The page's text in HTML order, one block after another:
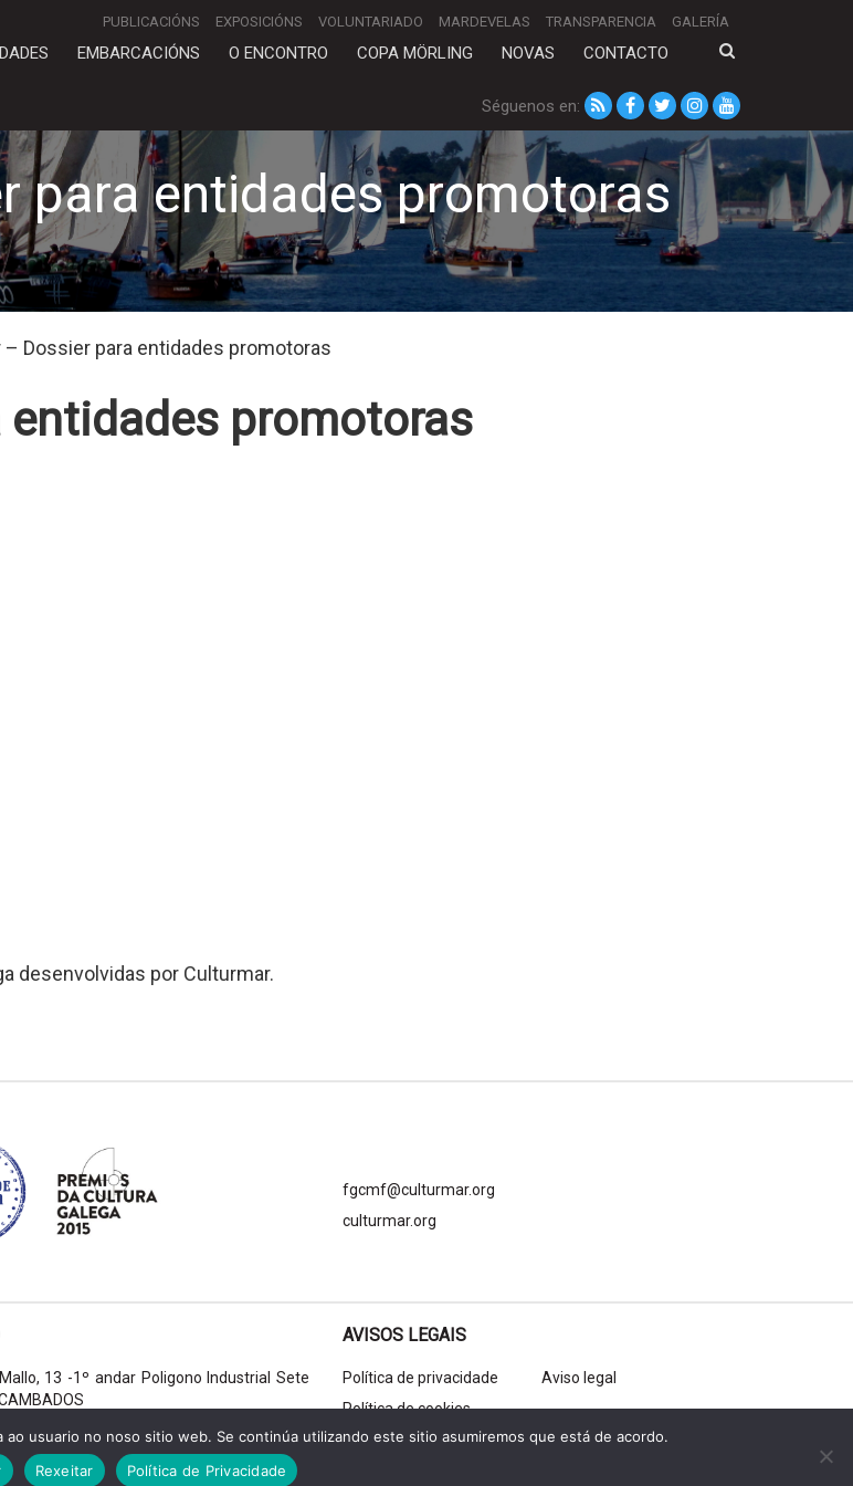
PUBLICACIÓNS EXPOSICIÓNS VOLUNTARIADO MARDEVELAS TRANSPARENCIA GALERÍA
EMBARCACIÓNS O ENCONTRO COPA MÖRLING NOVAS CONTACTO
Séguenos en:
para entidades promotoras
– Dossier para entidades promotoras
promotoras
desenvolvidas por Culturmar.
fgcmf@culturmar.org
culturmar.org
13 -1º andar Poligono Industrial Sete
161
AVISOS LEGAIS
Política de privacidade
Aviso legal
Política de cookies
usuario no noso sitio web. Se continúa utilizando este sitio asumiremos que está de acordo.
Rexeitar Política de Privacidade